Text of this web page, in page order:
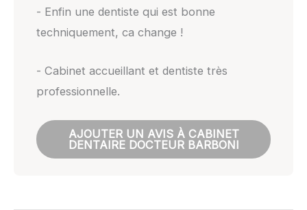
- Enfin une dentiste qui est bonne
techniquement, ca change !
- Cabinet accueillant et dentiste très
professionnelle.
AJOUTER UN AVIS À CABINET
DENTAIRE DOCTEUR BARBONI